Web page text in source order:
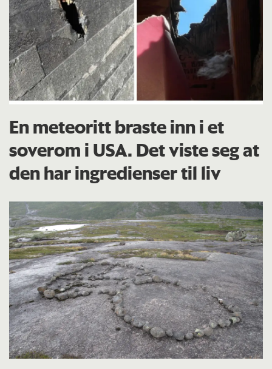
En meteoritt braste inn i et
soverom i USA. Det viste seg at
den har ingredienser til liv